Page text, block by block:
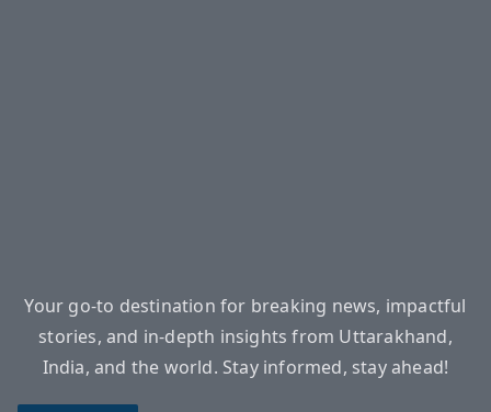
Your go-to destination for breaking news, impactful
stories, and in-depth insights from Uttarakhand,
India, and the world. Stay informed, stay ahead!